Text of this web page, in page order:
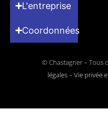
L'entreprise
Coordonnées
© Chastagner – Tous
légales– Vie privée